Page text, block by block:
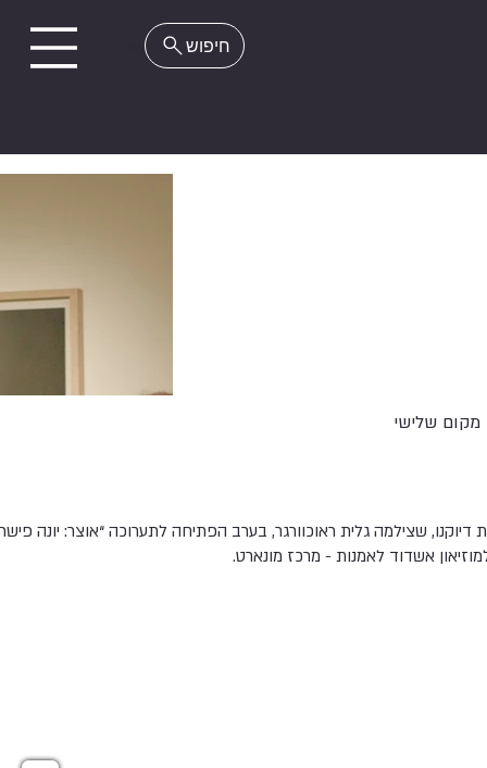
מקום שלישי
דיוקנו, שצילמה גלית ראוכוורגר, בערב הפתיחה לתערוכה “אוצר: יונה
אשדוד לאמנות - מרכז מונארט.